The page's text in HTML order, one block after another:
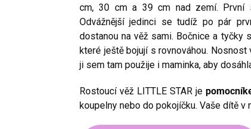
cm, 30 cm a 39 cm nad zemí. První
Odvážnější jedinci se tudíž po pár
dostanou na věž sami. Bočnice a tyčky
které ještě bojují s rovnováhou.
ji sem tam použije i maminka, aby
Rostoucí věž LITTLE STAR je
koupelny nebo do pokojíčku. Vaše dítě v